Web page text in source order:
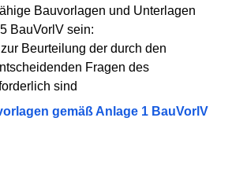
Bauvorlagen und Unterlagen
BauVorlV sein:
Beurteilung der durch den
Fragen des
sind
gemäß Anlage 1 BauVorlV